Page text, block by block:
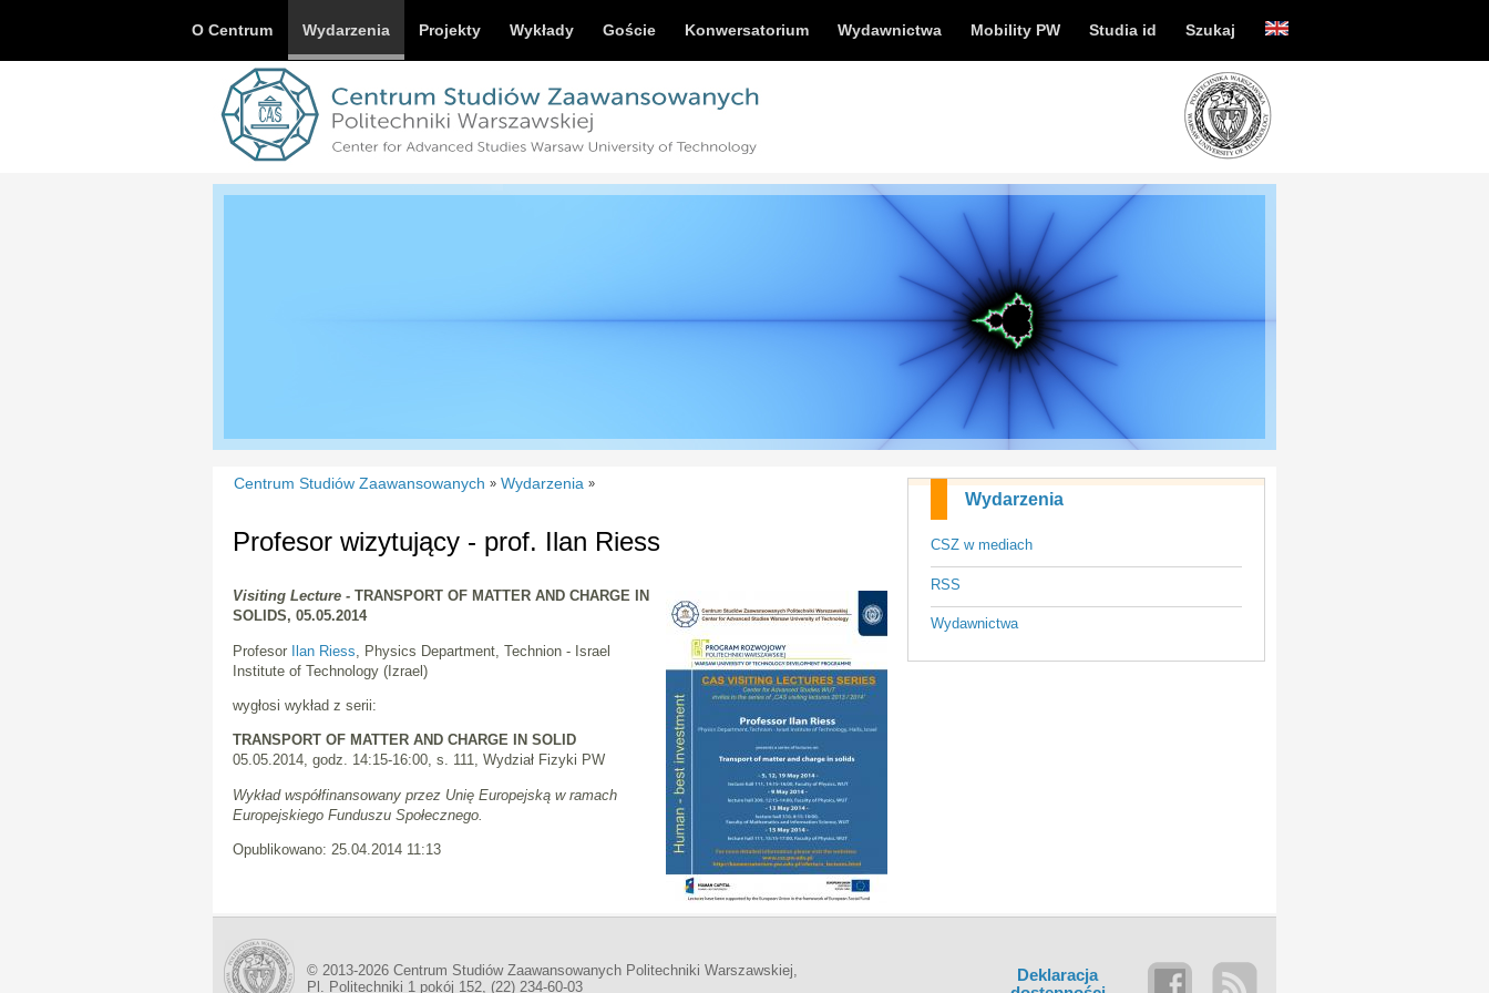
O Centrum Wydarzenia Projekty Wykłady Goście Konwersatorium Wydawnictwa Mobility PW Studia id Szukaj
Wydarzenia
CSZ w mediach
RSS
Wydawnictwa
Centrum Studiów Zaawansowanych » Wydarzenia »
Profesor wizytujący - prof. Ilan Riess
Visiting Lecture - TRANSPORT OF MATTER AND CHARGE IN
SOLIDS, 05.05.2014
Profesor Ilan Riess , Physics Department, Technion - Israel
Institute of Technology (Izrael)
wygłosi wykład z serii:
TRANSPORT OF MATTER AND CHARGE IN SOLID
05.05.2014, godz. 14:15-16:00, s. 111, Wydział Fizyki PW
Wykład współfinansowany przez Unię Europejską w ramach
Europejskiego Funduszu Społecznego.
Opublikowano: 25.04.2014 11:13
Deklaracja
© 2013-2026 Centrum Studiów Zaawansowanych Politechniki Warszawskiej,
Pl. Politechniki 1 pokój 152, (22) 234-60-03